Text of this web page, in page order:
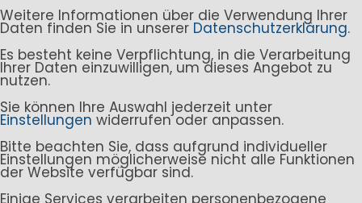
Weitere Informationen über die Verwendung Ihrer
Daten finden Sie in unserer Datenschutzerklärung.
Es besteht keine Verpflichtung, in die Verarbeitung
Ihrer Daten einzuwilligen, um dieses Angebot zu
nutzen.
Sie können Ihre Auswahl jederzeit unter
Einstellungen widerrufen oder anpassen.
Bitte beachten Sie, dass aufgrund individueller
Einstellungen möglicherweise nicht alle Funktionen
der Website verfügbar sind.